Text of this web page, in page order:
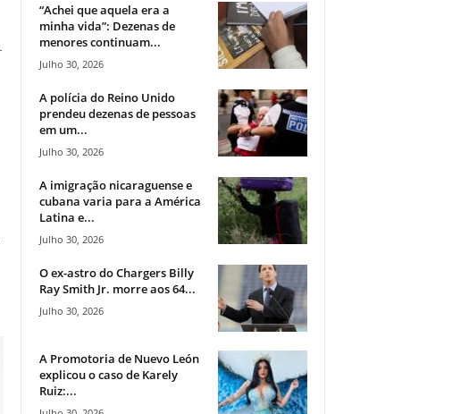
“Achei que aquela era a
minha vida”: Dezenas de
menores continuam...
Julho 30, 2026
A polícia do Reino Unido
prendeu dezenas de pessoas
em um...
Julho 30, 2026
A imigração nicaraguense e
cubana varia para a América
Latina e...
Julho 30, 2026
O ex-astro do Chargers Billy
Ray Smith Jr. morre aos 64...
Julho 30, 2026
A Promotoria de Nuevo León
explicou o caso de Karely
Ruiz:...